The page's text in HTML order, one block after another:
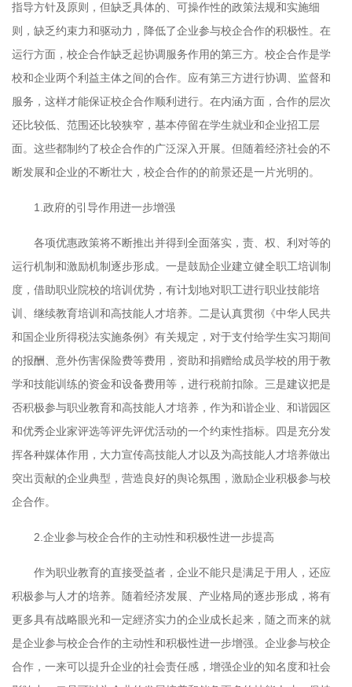
指导方针及原则，但缺乏具体的、可操作性的政策法规和实施细
则，缺乏约束力和驱动力，降低了企业参与校企合作的积极性。在
运行方面，校企合作缺乏起协调服务作用的第三方。校企合作是学
校和企业两个利益主体之间的合作。应有第三方进行协调、监督和
服务，这样才能保证校企合作顺利进行。在内涵方面，合作的层次
还比较低、范围还比较狭窄，基本停留在学生就业和企业招工层
面。这些都制约了校企合作的广泛深入开展。但随着经济社会的不
断发展和企业的不断壮大，校企合作的的前景还是一片光明的。
1. 政府的引导作用进一步增强
各项优惠政策将不断推出并得到全面落实，责、权、利对等的
运行机制和激励机制逐步形成。一是鼓励企业建立健全职工培训制
度，借助职业院校的培训优势，有计划地对职工进行职业技能培
训、继续教育培训和高技能人才培养。二是认真贯彻《中华人民共
和国企业所得税法实施条例》有关规定，对于支付给学生实习期间
的报酬、意外伤害保险费等费用，资助和捐赠给成员学校的用于教
学和技能训练的资金和设备费用等，进行税前扣除。三是建议把是
否积极参与职业教育和高技能人才培养，作为和谐企业、和谐园区
和优秀企业家评选等评先评优活动的一个约束性指标。四是充分发
挥各种媒体作用，大力宣传高技能人才以及为高技能人才培养做出
突出贡献的企业典型，营造良好的舆论氛围，激励企业积极参与校
企合作。
2. 企业参与校企合作的主动性和积极性进一步提高
作为职业教育的直接受益者，企业不能只是满足于用人，还应
积极参与人才的培养。随着经济发展、产业格局的逐步形成，将有
更多具有战略眼光和一定經济实力的企业成长起来，随之而来的就
是企业参与校企合作的主动性和积极性进一步增强。企业参与校企
合作，一来可以提升企业的社会责任感，增强企业的知名度和社会